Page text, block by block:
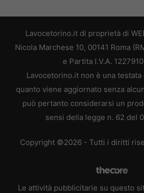
Lavocetorino.it di proprietà di
Nicola Marchese 10, 00141 Roma
e Partita I.V.A.
Lavocetorino.it non è una
quanto viene aggiornato senza
può pertanto considerarsi un
sensi della legge n. 62 del
Copyright ©2026 - Tutti i diritti
Le attività pubblicitarie su questo